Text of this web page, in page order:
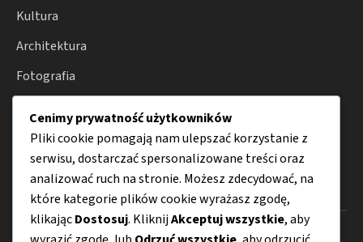
Kultura
Architektura
Fotografia
Porady
Menu
O nas
Cenimy prywatność użytkowników
Pliki cookie pomagają nam ulepszać korzystanie z
serwisu, dostarczać spersonalizowane treści oraz
analizować ruch na stronie. Możesz zdecydować, na
które kategorie plików cookie wyrażasz zgodę,
klikającDostosuj. KliknijAkceptuj wszystkie, aby